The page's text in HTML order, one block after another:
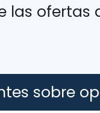
las ofertas
sobre